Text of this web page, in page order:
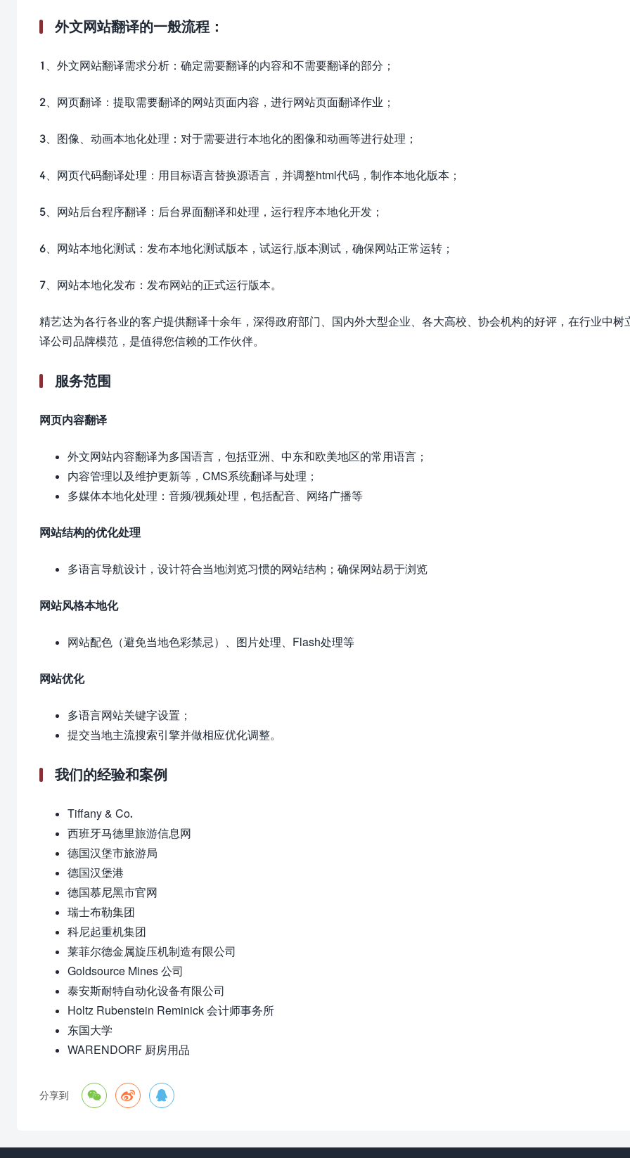
外文网站翻译的一般流程：
1、外文网站翻译需求分析：确定需要翻译的内容和不需要翻译的部分；
2、网页翻译：提取需要翻译的网站页面内容，进行网站页面翻译作业；
3、图像、动画本地化处理：对于需要进行本地化的图像和动画等进行处理；
4、网页代码翻译处理：用目标语言替换源语言，并调整html代码，制作本地化版本；
5、网站后台程序翻译：后台界面翻译和处理，运行程序本地化开发；
6、网站本地化测试：发布本地化测试版本，试运行,版本测试，确保网站正常运转；
7、网站本地化发布：发布网站的正式运行版本。
精艺达为各行各业的客户提供翻译十余年，深得政府部门、国内外大型企业、各大高校、协会机构的好评，在行业中树
译公司品牌模范，是值得您信赖的工作伙伴。
服务范围
网页内容翻译
外文网站内容翻译为多国语言，包括亚洲、中东和欧美地区的常用语言；
内容管理以及维护更新等，CMS系统翻译与处理；
多媒体本地化处理：音频/视频处理，包括配音、网络广播等
网站结构的优化处理
多语言导航设计，设计符合当地浏览习惯的网站结构；确保网站易于浏览
网站风格本地化
网站配色（避免当地色彩禁忌）、图片处理、Flash处理等
网站优化
多语言网站关键字设置；
提交当地主流搜索引擎并做相应优化调整。
我们的经验和案例
Tiffany & Co.
西班牙马德里旅游信息网
德国汉堡市旅游局
德国汉堡港
德国慕尼黑市官网
瑞士布勒集团
科尼起重机集团
莱菲尔德金属旋压机制造有限公司
Goldsource Mines 公司
泰安斯耐特自动化设备有限公司
Holtz Rubenstein Reminick 会计师事务所
东国大学
WARENDORF 厨房用品
分享到   